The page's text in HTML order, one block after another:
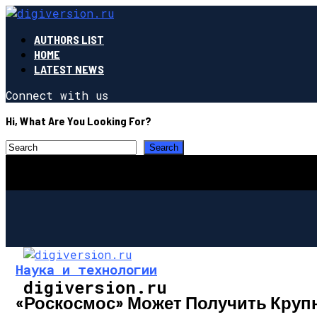
AUTHORS LIST
HOME
LATEST NEWS
Connect with us
Hi, What Are You Looking For?
digiversion.ru
Наука и технологии
«Роскосмос» Может Получить